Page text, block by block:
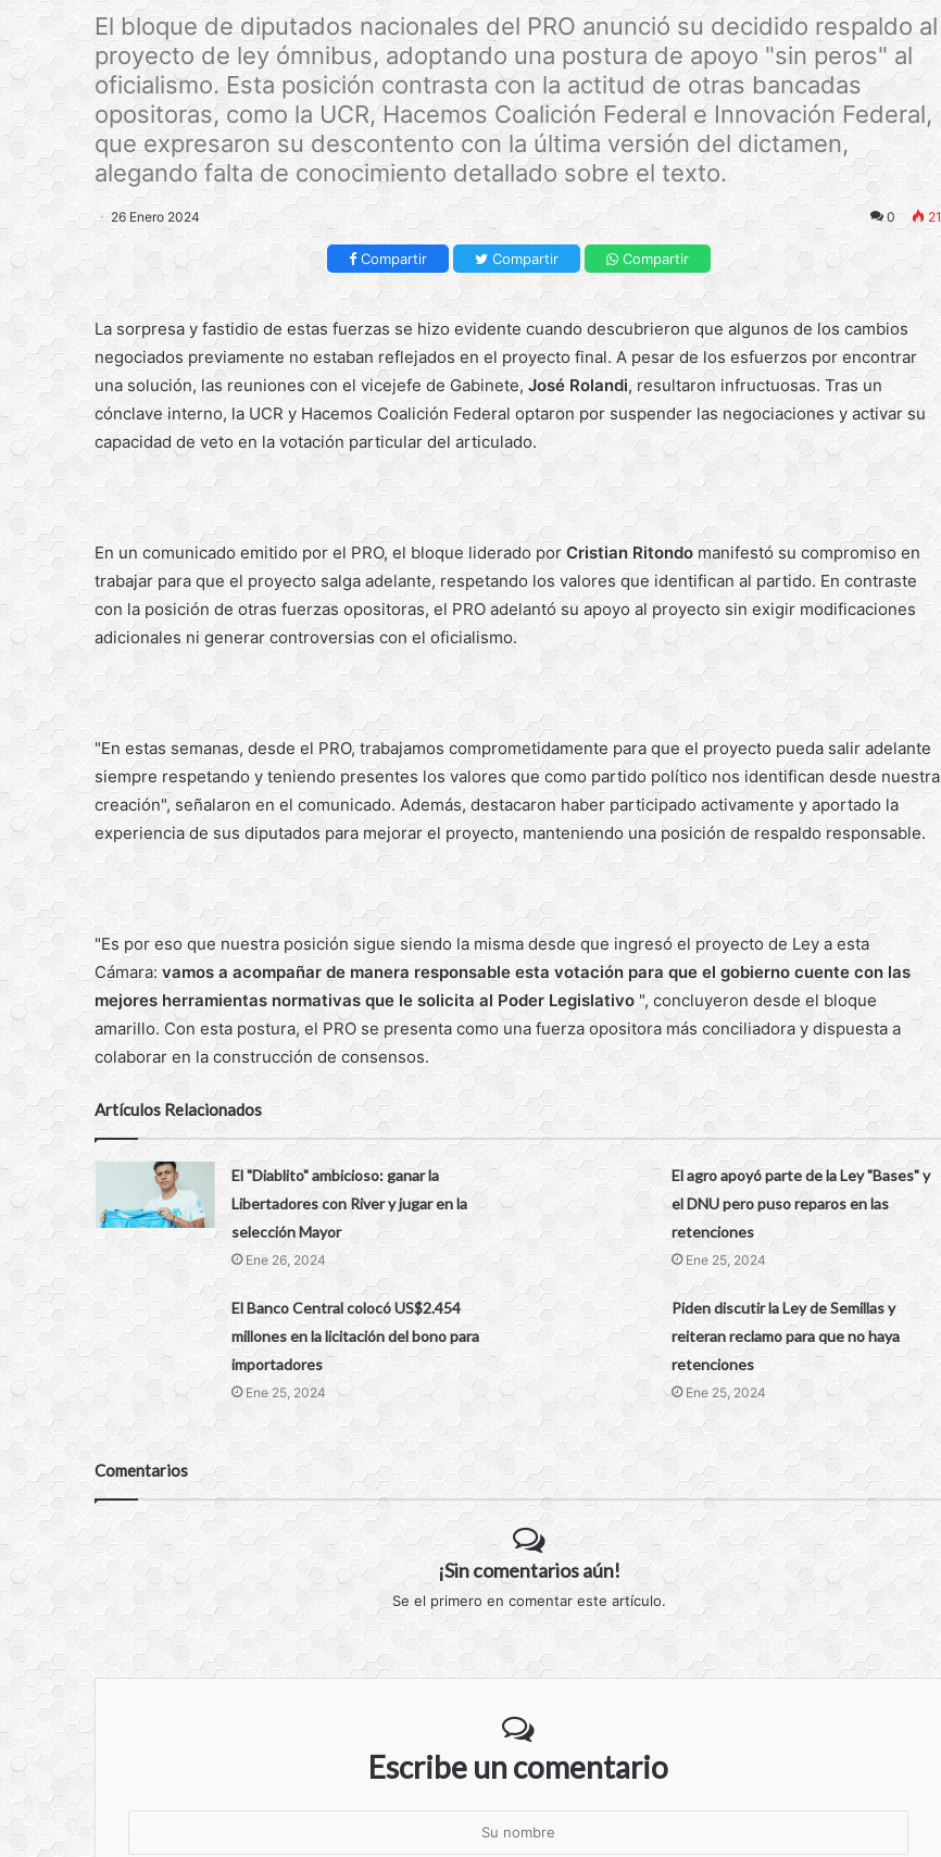
El bloque de diputados nacionales del PRO anunció su decidido respaldo al
proyecto de ley ómnibus, adoptando una postura de apoyo "sin peros" al
oficialismo. Esta posición contrasta con la actitud de otras bancadas
opositoras, como la UCR, Hacemos Coalición Federal e Innovación Federal,
que expresaron su descontento con la última versión del dictamen,
alegando falta de conocimiento detallado sobre el texto.
26 Enero 2024 0 21
Compartir Compartir Compartir
La sorpresa y fastidio de estas fuerzas se hizo evidente cuando descubrieron que algunos de los cambios
negociados previamente no estaban reflejados en el proyecto final. A pesar de los esfuerzos por encontrar
una solución, las reuniones con el vicejefe de Gabinete, José Rolandi, resultaron infructuosas. Tras un
cónclave interno, la UCR y Hacemos Coalición Federal optaron por suspender las negociaciones y activar su
capacidad de veto en la votación particular del articulado.
En un comunicado emitido por el PRO, el bloque liderado por Cristian Ritondo manifestó su compromiso en
trabajar para que el proyecto salga adelante, respetando los valores que identifican al partido. En contraste
con la posición de otras fuerzas opositoras, el PRO adelantó su apoyo al proyecto sin exigir modificaciones
adicionales ni generar controversias con el oficialismo.
"En estas semanas, desde el PRO, trabajamos comprometidamente para que el proyecto pueda salir adelante
siempre respetando y teniendo presentes los valores que como partido político nos identifican desde nuestra
creación", señalaron en el comunicado. Además, destacaron haber participado activamente y aportado la
experiencia de sus diputados para mejorar el proyecto, manteniendo una posición de respaldo responsable.
"Es por eso que nuestra posición sigue siendo la misma desde que ingresó el proyecto de Ley a esta
Cámara: vamos a acompañar de manera responsable esta votación para que el gobierno cuente con las
mejores herramientas normativas que le solicita al Poder Legislativo ", concluyeron desde el bloque
amarillo. Con esta postura, el PRO se presenta como una fuerza opositora más conciliadora y dispuesta a
colaborar en la construcción de consensos.
Artículos Relacionados
El "Diablito" ambicioso: ganar la
Libertadores con River y jugar en la
selección Mayor
Ene 26, 2024
El agro apoyó parte de la Ley "Bases" y
el DNU pero puso reparos en las
retenciones
Ene 25, 2024
El Banco Central colocó US$2.454
millones en la licitación del bono para
importadores
Ene 25, 2024
Piden discutir la Ley de Semillas y
reiteran reclamo para que no haya
retenciones
Ene 25, 2024
Comentarios
¡Sin comentarios aún!
Se el primero en comentar este artículo.
Escribe un comentario